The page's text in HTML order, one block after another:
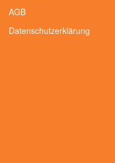
AGB
Datenschutzerklärung